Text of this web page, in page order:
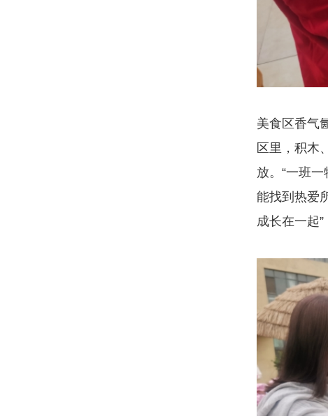
美食区香气
区里，积木
放。“一班
能找到热爱
成长在一起”